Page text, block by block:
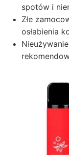
spotów i
Złe
osłabienia